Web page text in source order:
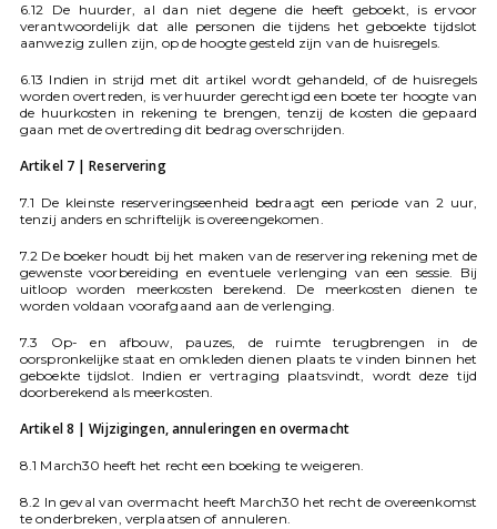
6.12 De huurder, al dan niet degene die heeft geboekt, is ervoor
verantwoordelijk dat alle personen die tijdens het geboekte tijdslot
aanwezig zullen zijn, op de hoogte gesteld zijn van de huisregels.
6.13 Indien in strijd met dit artikel wordt gehandeld, of de huisregels
worden overtreden, is verhuurder gerechtigd een boete ter hoogte van
de huurkosten in rekening te brengen, tenzij de kosten die gepaard
gaan met de overtreding dit bedrag overschrijden.
Artikel 7 | Reservering
7.1 De kleinste reserveringseenheid bedraagt een periode van 2 uur,
tenzij anders en schriftelijk is overeengekomen.
7.2 De boeker houdt bij het maken van de reservering rekening met de
gewenste voorbereiding en eventuele verlenging van een sessie. Bij
uitloop worden meerkosten berekend. De meerkosten dienen te
worden voldaan voorafgaand aan de verlenging.
7.3 Op- en afbouw, pauzes, de ruimte terugbrengen in de
oorspronkelijke staat en omkleden dienen plaats te vinden binnen het
geboekte tijdslot. Indien er vertraging plaatsvindt, wordt deze tijd
doorberekend als meerkosten.
Artikel 8 | Wijzigingen, annuleringen en overmacht
8.1 March30 heeft het recht een boeking te weigeren.
8.2 In geval van overmacht heeft March30 het recht de overeenkomst
te onderbreken, verplaatsen of annuleren.